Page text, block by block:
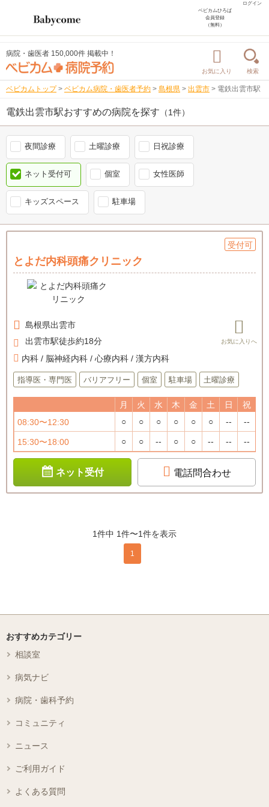
ログイン
ベビカムひろば
会員登録
（無料）
病院・歯医者 150,000件 掲載中！
お気に入り 検索
ベビカムトップ > ベビカム病院・歯医者予約 > 島根県 > 出雲市 > 電鉄出雲市駅
電鉄出雲市駅おすすめの病院を探す （1件）
夜間診療 土曜診療 日祝診療
ネット受付可 個室 女性医師
キッズスペース 駐車場
受付可
とよだ内科頭痛クリニック
島根県出雲市
出雲市駅徒歩約18分
内科 / 脳神経内科 / 心療内科 / 漢方内科
指導医・専門医 バリアフリー 個室 駐車場 土曜診療
月 火 水 木 金 土 日
祝
08:30〜12:30
○ ○ ○ ○ ○ ○ -- --
15:30〜18:00 ○ ○ -- ○ ○ -- -- --
ネット受付 電話問合わせ
1件中 1件〜1件を表示
1
おすすめカテゴリー
相談室
病気ナビ
病院・歯科予約
コミュニティ
ニュース
ご利用ガイド
よくある質問